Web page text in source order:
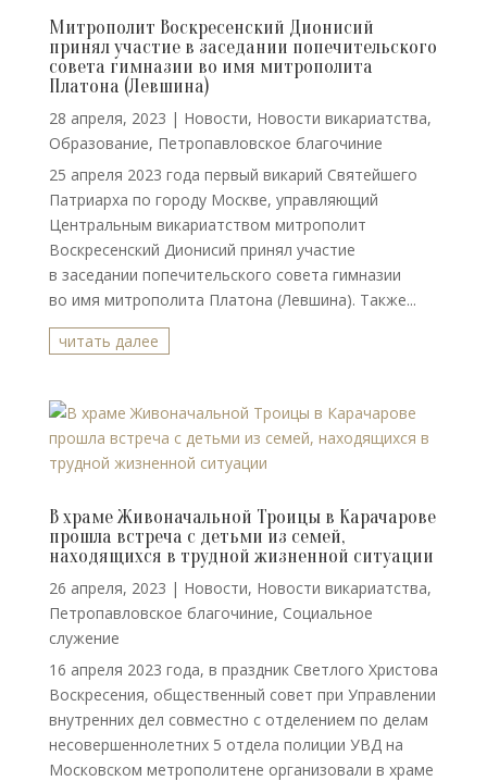
Митрополит Воскресенский Дионисий
принял участие в заседании попечительского
совета гимназии во имя митрополита
Платона (Левшина)
28 апреля, 2023 | Новости, Новости викариатства,
Образование, Петропавловское благочиние
25 апреля 2023 года первый викарий Святейшего
Патриарха по городу Москве, управляющий
Центральным викариатством митрополит
Воскресенский Дионисий принял участие
в заседании попечительского совета гимназии
во имя митрополита Платона (Левшина). Также...
читать далее
В храме Живоначальной Троицы в Карачарове
прошла встреча с детьми из семей,
находящихся в трудной жизненной ситуации
26 апреля, 2023 | Новости, Новости викариатства,
Петропавловское благочиние, Социальное
служение
16 апреля 2023 года, в праздник Светлого Христова
Воскресения, общественный совет при Управлении
внутренних дел совместно с отделением по делам
несовершеннолетних 5 отдела полиции УВД на
Московском метрополитене организовали в храме